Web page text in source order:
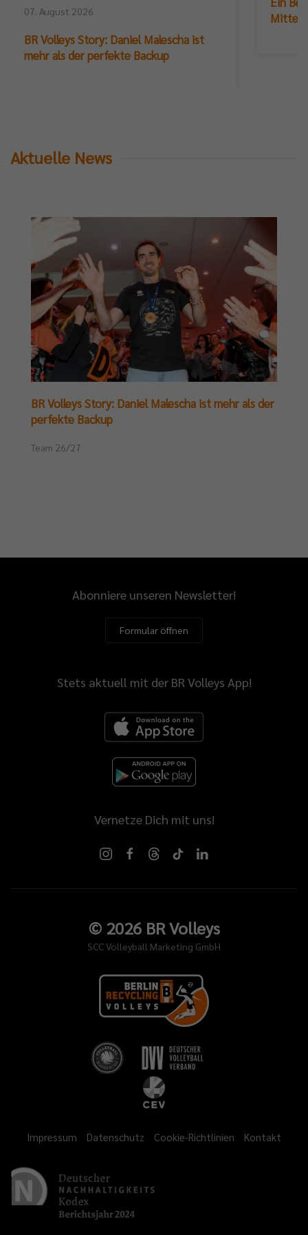
07. August 2026
BR Volleys Story: Daniel Malescha ist
mehr als der perfekte Backup
Aktuelle News
BR Volleys Story: Daniel Malescha ist mehr als der
perfekte Backup
Team 26/27
Abonniere unseren Newsletter!
Formular öffnen
Stets aktuell mit der BR Volleys App!
Vernetze Dich mit uns!
© 2026BR Volleys
SCC Volleyball Marketing GmbH
Impressum Datenschutz Cookie-Richtlinien Kontakt